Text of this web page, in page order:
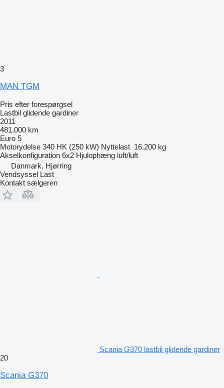
3
MAN TGM
Pris efter forespørgsel
Lastbil glidende gardiner
2011
481.000 km
Euro 5
Motorydelse 340 HK (250 kW) Nyttelast 16.200 kg
Akselkonfiguration 6x2 Hjulophæng luft/luft
Danmark, Hjørring
Vendsyssel Last
Kontakt sælgeren
Scania G370 lastbil glidende gardiner
20
Scania G370